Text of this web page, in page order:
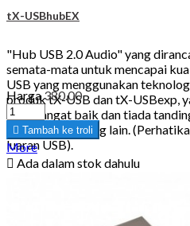
tX-USBhubEX
"Hub USB 2.0 Audio" yang
semata-mata untuk mencapai
USB yang menggunakan
produk tX-USB dan tX-USBexp,
yang sangat baik dan tiada
konvensional yang lain.
luaran USB).
Harga380.00
 Tambah ke troli
More
 Ada dalam stok dahulu